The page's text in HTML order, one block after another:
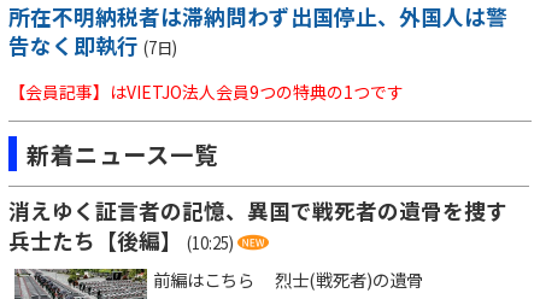
所在不明納税者は滞納問わず出国停止、外国人は警
告なく即執行 (7日)
【会員記事】はVIETJO法人会員9つの特典の1つです
新着ニュース一覧
消えゆく証言者の記憶、異国で戦死者の遺骨を捜す
兵士たち【後編】
(10:25)
前編はこちら 烈士(戦死者)の遺骨